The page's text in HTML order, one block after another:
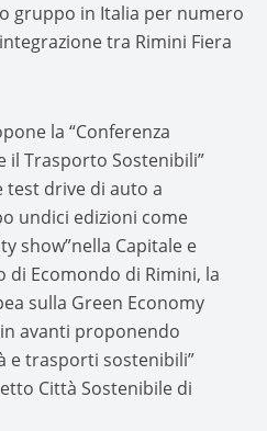
gruppo in Italia per numero
tra Rimini Fiera
la “Conferenza
il Trasporto Sostenibili”
test drive di auto a
undici edizioni come
show”nella Capitale e
Ecomondo di Rimini, la
sulla Green Economy
avanti proponendo
e trasporti sostenibili”
Città Sostenibile di